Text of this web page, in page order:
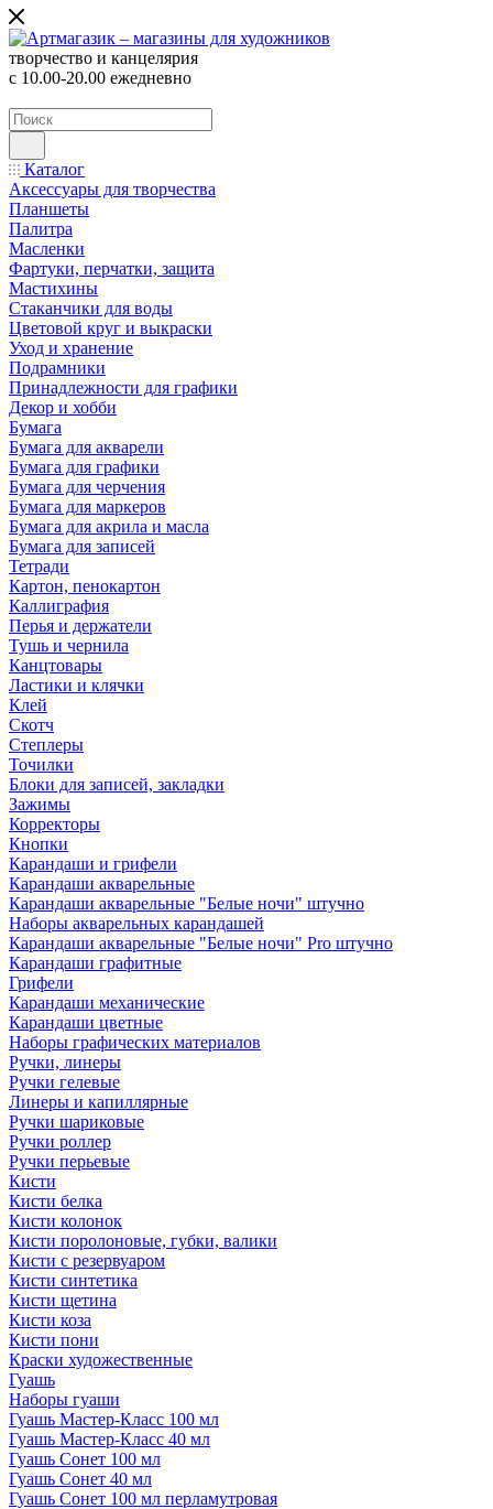
творчество и канцелярия
с 10.00-20.00 ежедневно
Каталог
Аксессуары для творчества
Планшеты
Палитра
Масленки
Фартуки, перчатки, защита
Мастихины
Стаканчики для воды
Цветовой круг и выкраски
Уход и хранение
Подрамники
Принадлежности для графики
Декор и хобби
Бумага
Бумага для акварели
Бумага для графики
Бумага для черчения
Бумага для маркеров
Бумага для акрила и масла
Бумага для записей
Тетради
Картон, пенокартон
Каллиграфия
Перья и держатели
Тушь и чернила
Канцтовары
Ластики и клячки
Клей
Скотч
Степлеры
Точилки
Блоки для записей, закладки
Зажимы
Корректоры
Кнопки
Карандаши и грифели
Карандаши акварельные
Карандаши акварельные "Белые ночи" штучно
Наборы акварельных карандашей
Карандаши акварельные "Белые ночи" Pro штучно
Карандаши графитные
Грифели
Карандаши механические
Карандаши цветные
Наборы графических материалов
Ручки, линеры
Ручки гелевые
Линеры и капиллярные
Ручки шариковые
Ручки роллер
Ручки перьевые
Кисти
Кисти белка
Кисти колонок
Кисти поролоновые, губки, валики
Кисти с резервуаром
Кисти синтетика
Кисти щетина
Кисти коза
Кисти пони
Краски художественные
Гуашь
Наборы гуаши
Гуашь Мастер-Класс 100 мл
Гуашь Мастер-Класс 40 мл
Гуашь Сонет 100 мл
Гуашь Сонет 40 мл
Гуашь Сонет 100 мл перламутровая